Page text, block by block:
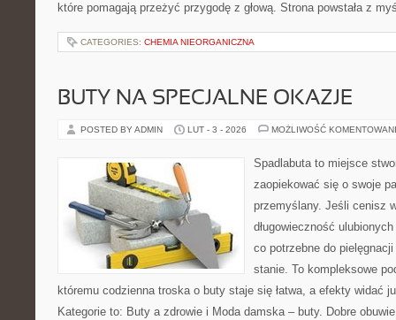
które pomagają przeżyć przygodę z głową. Strona powstała z
CATEGORIES: CHEMIA NIEORGANICZNA
BUTY NA SPECJALNE OKAZJE
POSTED BY ADMIN LUT - 3 - 2026 MOŻLIWOŚĆ
Spadlabuta to miejsce
zaopiekować się o swoje
przemyślany. Jeśli cenisz
długowieczność
co potrzebne do
stanie. To kompleksowe
któremu codzienna troska o buty staje się łatwa, a efekty widać
Kategorie to: Buty a zdrowie i Moda damska – buty. Dobre